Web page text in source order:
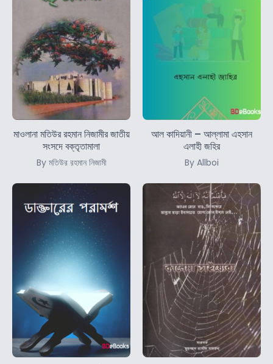
মাওলানা মতিউর রহমান নিজামীর জাতীয়
সংসদে বক্তৃতামালা
By মতিউর রহমান নিজামী
আল কাদিয়ানী – আল্লামা এহসান
এলাহী জহির
By Allboi